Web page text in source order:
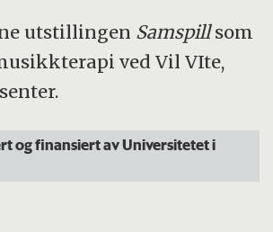
utstillingen Samspillsom
ved Vil VIte,
og finansiert av Universitetet i